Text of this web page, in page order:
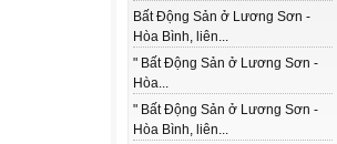
Bất Động Sản ở Lương Sơn -
Hòa Bình, liên...
" Bất Động Sản ở Lương Sơn -
Hòa...
" Bất Động Sản ở Lương Sơn -
Hòa Bình, liên...